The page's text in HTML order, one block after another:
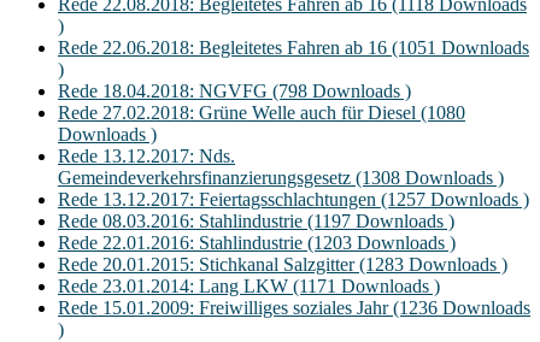
)
Rede 22.06.2018: Begleitetes Fahren ab 16 (1051 Downloads
)
Rede 18.04.2018: NGVFG (798 Downloads )
Rede 27.02.2018: Grüne Welle auch für Diesel (1080
Downloads )
Rede 13.12.2017: Nds.
Gemeindeverkehrsfinanzierungsgesetz (1308 Downloads )
Rede 13.12.2017: Feiertagsschlachtungen (1257 Downloads )
Rede 08.03.2016: Stahlindustrie (1197 Downloads )
Rede 22.01.2016: Stahlindustrie (1203 Downloads )
Rede 20.01.2015: Stichkanal Salzgitter (1283 Downloads )
Rede 23.01.2014: Lang LKW (1171 Downloads )
Rede 15.01.2009: Freiwilliges soziales Jahr (1236 Downloads
)